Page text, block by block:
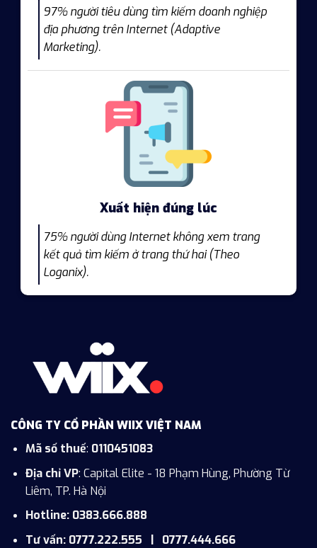
97% người tiêu dùng tìm kiếm doanh nghiệp
địa phương trên Internet (Adaptive
Marketing).
Xuất hiện đúng lúc
75% người dùng Internet không xem trang
kết quả tìm kiếm ở trang thứ hai (Theo
Loganix).
CÔNG TY CỔ PHẦN WIIX VIỆT NAM
Mã số thuế: 0110451083
Địa chỉ VP: Capital Elite - 18 Phạm Hùng, Phường Từ
Liêm, TP. Hà Nội
Hotline: 0383.666.888
Tư vấn: 0777.222.555 | 0777.444.666